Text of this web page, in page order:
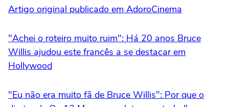
Artigo original publicado em AdoroCinema
"Achei o roteiro muito ruim": Há 20 anos Bruce
Willis ajudou este francês a se destacar em
Hollywood
"Eu não era muito fã de Bruce Willis": Por que o